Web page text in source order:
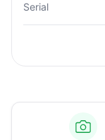
Serial